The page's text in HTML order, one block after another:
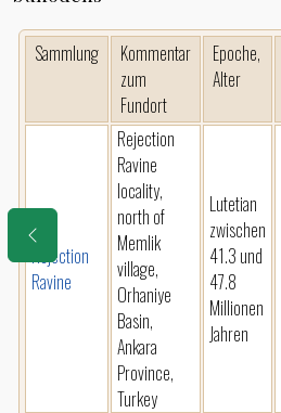
Sammlung
Kommentar
zum
Fundort
Epoche,
Alter
Rejection
Ravine
Rejection
Ravine
locality,
north of
Memlik
village,
Orhaniye
Basin,
Ankara
Province,
Turkey
Lutetian
zwischen
41.3 und
47.8
Millionen
Jahren